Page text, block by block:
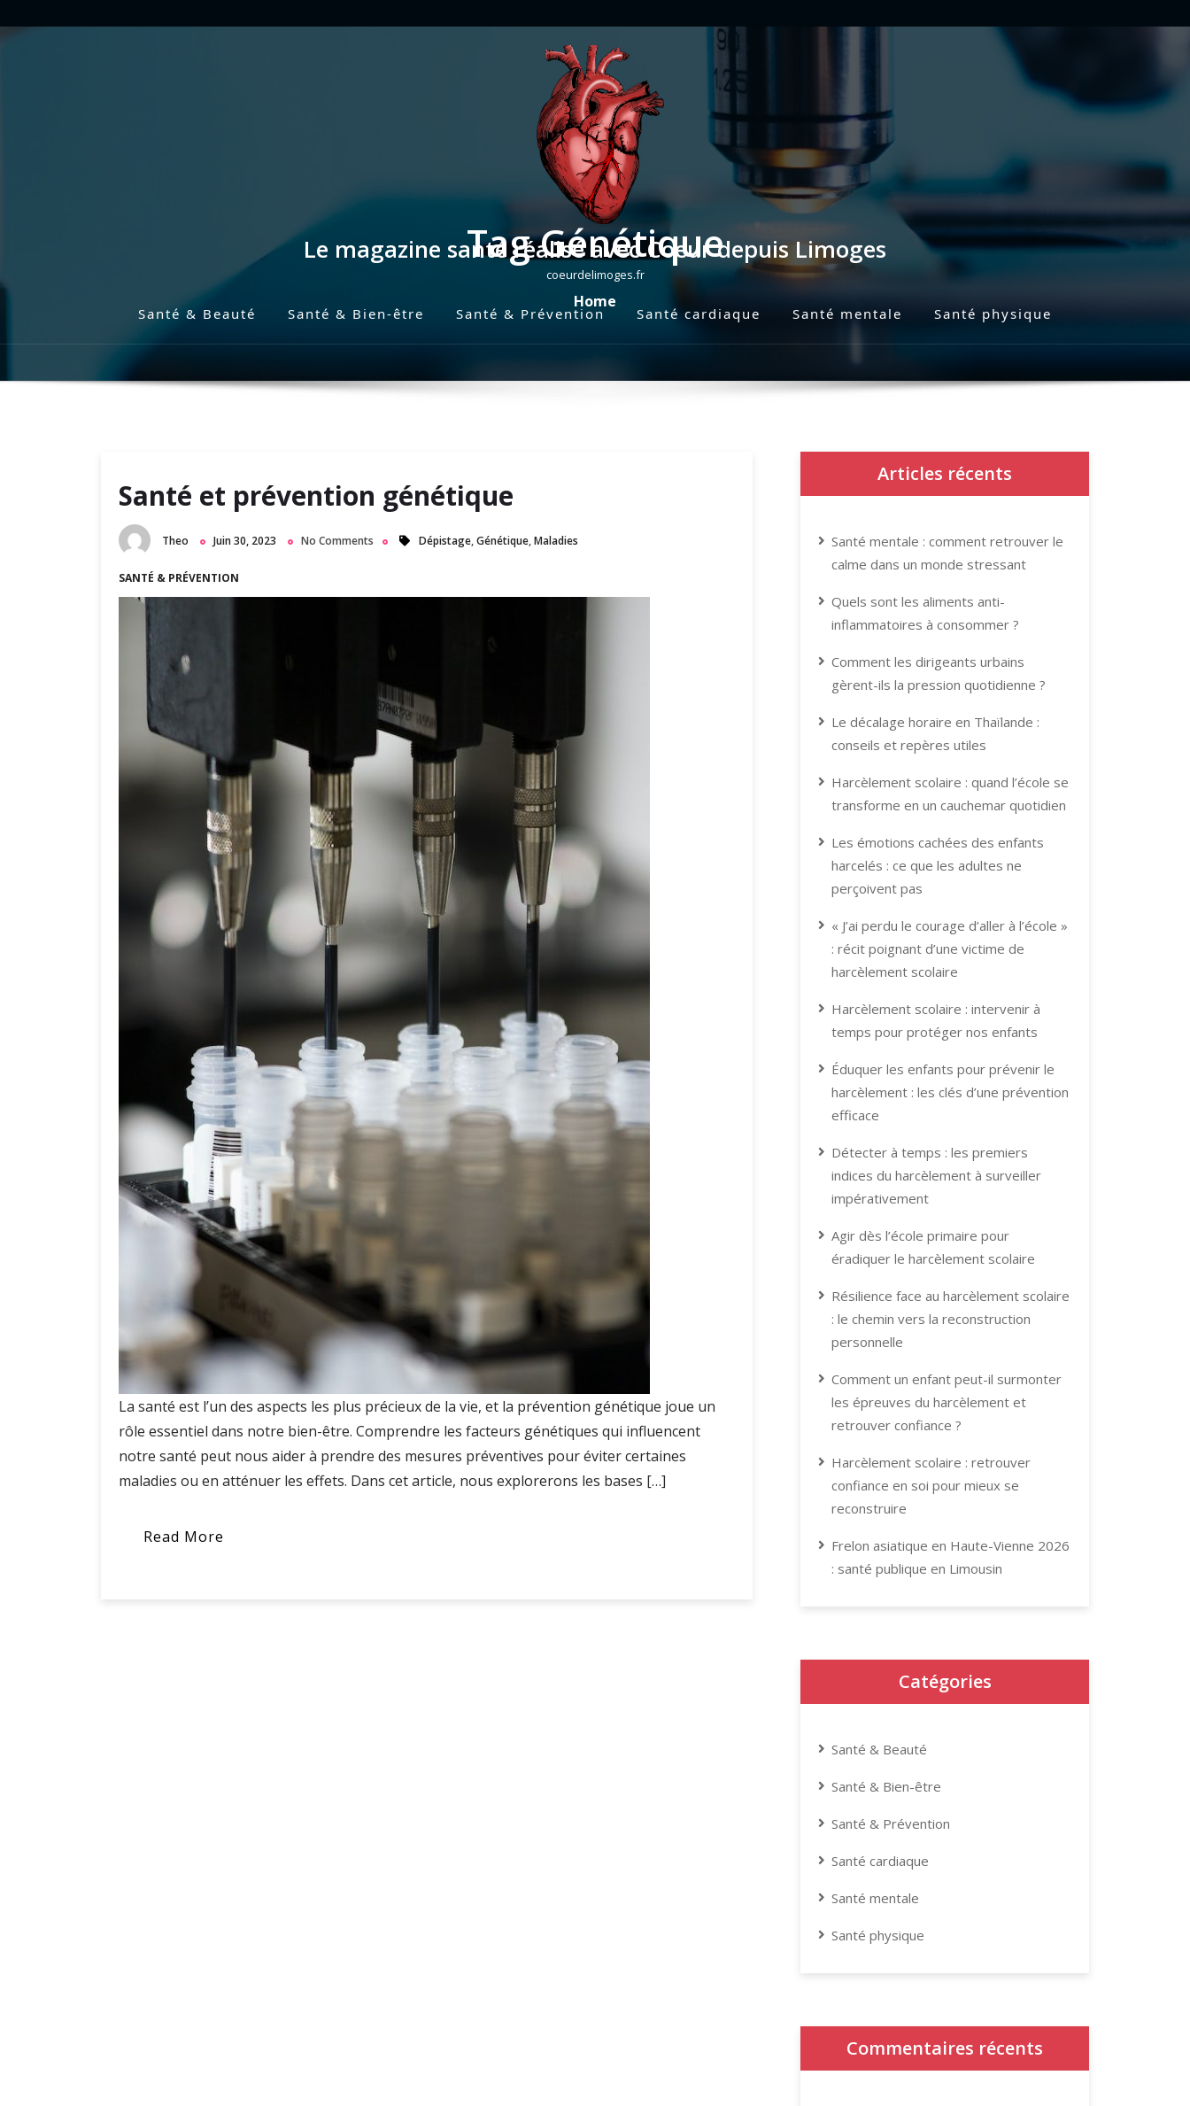
to
Le magazine santé réalisé avec Coeur depuis Limoges
coeurdelimoges.fr
r
M
e
n
u
Santé & Beauté Santé & Bien-être Santé & Prévention Santé cardiaque Santé mentale Santé physique
Tag Génétique
Home
Santé et prévention génétique
Theo Juin 30, 2023 No Comments Dépistage,Génétique,Maladies
SANTÉ & PRÉVENTION
La santé est l’un des aspects les plus précieux de la vie, et la prévention génétique joue un
rôle essentiel dans notre bien-être. Comprendre les facteurs génétiques qui influencent
notre santé peut nous aider à prendre des mesures préventives pour éviter certaines
maladies ou en atténuer les effets. Dans cet article, nous explorerons les bases […]
Read More
Articles récents
Santé mentale : comment retrouver le
calme dans un monde stressant
Quels sont les aliments anti-
inflammatoires à consommer ?
Comment les dirigeants urbains
gèrent-ils la pression quotidienne ?
Le décalage horaire en Thaïlande :
conseils et repères utiles
Harcèlement scolaire : quand l’école se
transforme en un cauchemar quotidien
Les émotions cachées des enfants
harcelés : ce que les adultes ne
perçoivent pas
« J’ai perdu le courage d’aller à l’école »
: récit poignant d’une victime de
harcèlement scolaire
Harcèlement scolaire : intervenir à
temps pour protéger nos enfants
Éduquer les enfants pour prévenir le
harcèlement : les clés d’une prévention
efficace
Détecter à temps : les premiers
indices du harcèlement à surveiller
impérativement
Agir dès l’école primaire pour
éradiquer le harcèlement scolaire
Résilience face au harcèlement scolaire
: le chemin vers la reconstruction
personnelle
Comment un enfant peut-il surmonter
les épreuves du harcèlement et
retrouver confiance ?
Harcèlement scolaire : retrouver
confiance en soi pour mieux se
reconstruire
Frelon asiatique en Haute-Vienne 2026
: santé publique en Limousin
Catégories
Santé & Beauté
Santé & Bien-être
Santé & Prévention
Santé cardiaque
Santé mentale
Santé physique
Commentaires récents